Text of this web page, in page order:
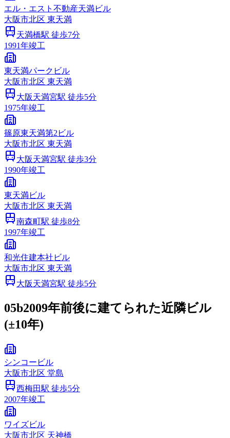
エル・エスト不動産天満ビル
大阪市北区 東天満
天満橋駅 徒歩7分
1991年竣工
東天満パークビル
大阪市北区 東天満
大阪天満宮駅 徒歩5分
1975年竣工
篠原東天満第2ビル
大阪市北区 東天満
大阪天満宮駅 徒歩3分
1990年竣工
東天満ビル
大阪市北区 東天満
南森町駅 徒歩8分
1997年竣工
和光住建本社ビル
大阪市北区 東天満
大阪天満宮駅 徒歩5分
05b2009年前後に建てられた近隣ビル
(±10年)
シンコービル
大阪市北区 堂島
西梅田駅 徒歩5分
2007年竣工
ワイズビル
大阪市北区 天神橋